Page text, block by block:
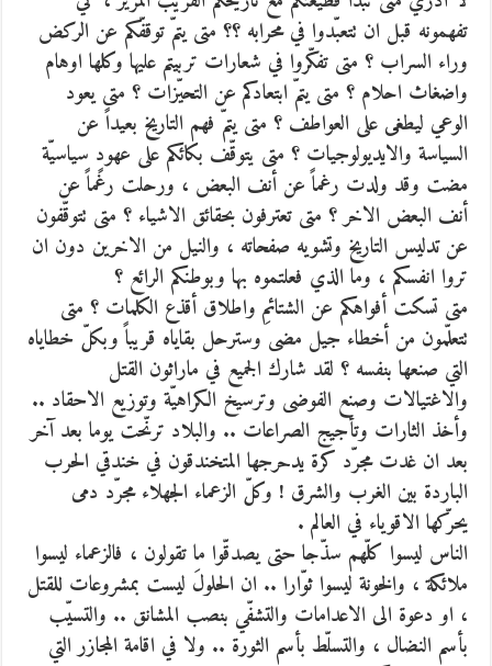
تفهمونه قبل ان تتعبّدوا في محرابه ؟؟ متى يتمّ توقفّكم عن الركض
وراء السراب ؟ متى تفكّروا في شعارات تربيتم عليها وكلها اوهام
واضغاث احلام ؟ متى يتمّ ابتعادكم عن التحيّزات ؟ متى يعود
الوعي ليطغى على العواطف ؟ متى يتمّ فهم التاريخ بعيداً عن
السياسة والايديولوجيات ؟ متى يتوقّف بكائكم على عهودٍ سياسيّة
مضت وقد ولدت رغماً عن أنف البعض ، ورحلت رغماً عن
أنف البعض الاخر ؟ متى تعترفون بحقائق الاشياء ؟ متى تتوقّفون
عن تدليس التاريخ وتشويه صفحاته ، والنيل من الاخرين دون ان
تروا انفسكم ، وما الذي فعلتموه بها وبوطنكم الرائع ؟
متى تسكت أفواهكم عن الشتائمِ واطلاق أقذع الكلمات ؟ متى
تتعلّمون من أخطاء جيل مضى وسترحل بقاياه قريباً وبكلّ خطاياه
التي صنعها بنفسه ؟ لقد شارك الجميع في ماراثون القتل
والاغتيالات وصنع الفوضى وترسيخ الكراهيّة وتوزيع الاحقاد ..
وأخذ الثارات وتأجيج الصراعات .. والبلاد ترنّحت يوما بعد آخر
بعد ان غدت مجرّد كرة يدحرجها المتخندقون في خندقي الحرب
الباردة بين الغرب والشرق ! وكلّ الزعماء الجهلاء مجرّد دمى
يحرّكها الاقوياء في العالم .
الناس ليسوا كلّهم سذّجا حتى يصدقّوا ما تقولون ، فالزعماء ليسوا
ملائكة ، والخونة ليسوا ثوّارا .. ان الحلولَ ليست بمشروعات للقتل
، او دعوة الى الاعدامات والتشفّي بنصب المشانق .. والتسيّب
بأسم النضال ، والتسلّط بأسم الثورة .. ولا في اقامة المجازر التي